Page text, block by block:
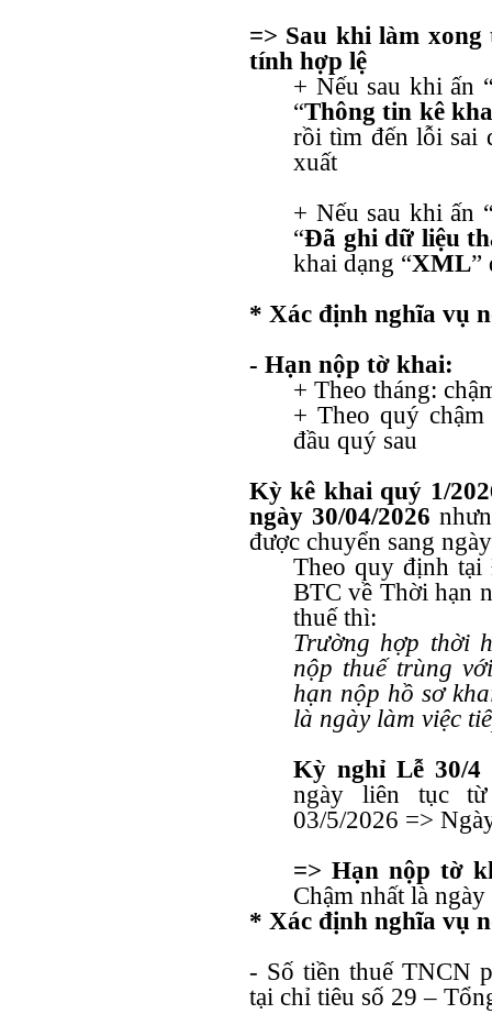
=> Sau khi làm
tính hợp lệ
+ Nếu sau khi ấn
“Thông tin kê
rồi tìm đến lỗi sai
xuất
+ Nếu sau khi ấn
“Đã ghi dữ liệu
khai dạng “XML”
* Xác định nghĩa vụ
- Hạn nộp tờ khai:
+ Theo tháng:
+ Theo quý
đầu quý sau
Kỳ kê khai quý 1/
ngày 30/04/2026
được chuyển sang
Theo quy định tại
BTC về Thời hạn
thuế thì:
Trường hợp thời
nộp thuế trùng
hạn nộp hồ sơ
là ngày làm việc
Kỳ nghỉ Lễ 30/4
ngày liên tục từ
03/5/2026 =>
=> Hạn nộp tờ
Chậm nhất là ngày
* Xác định nghĩa vụ
- Số tiền thuế TNCN
tại chỉ tiêu số 29 –